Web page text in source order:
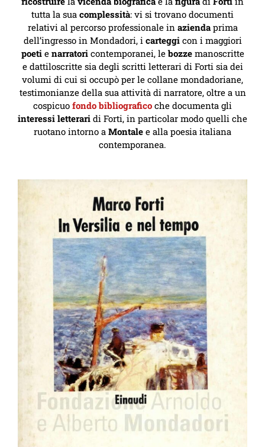
tutta la sua complessità: vi si trovano documenti
relativi al percorso professionale in aziendaprima
dell’ingresso in Mondadori, i carteggicon i maggiori
poetie narratoricontemporanei, lebozzemanoscritte
e dattiloscritte sia degli scritti letterari di Forti sia dei
volumi di cui si occupò per le collane mondadoriane,
testimonianze della sua attività di narratore, oltre a un
cospicuo fondo bibliografico che documenta gli
interessi letterari di Forti, in particolar modo quelli che
ruotano intorno a Montale e alla poesia italiana
contemporanea.